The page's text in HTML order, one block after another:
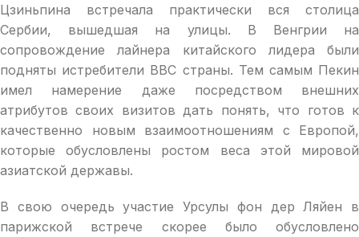
Цзиньпина встречала практически вся столица
Сербии, вышедшая на улицы. В Венгрии на
сопровождение лайнера китайского лидера были
подняты истребители ВВС страны. Тем самым Пекин
имел намерение даже посредством внешних
атрибутов своих визитов дать понять, что готов к
качественно новым взаимоотношениям с Европой,
которые обусловлены ростом веса этой мировой
азиатской державы.
В свою очередь участие Урсулы фон дер Ляйен в
парижской встрече скорее было обусловлено